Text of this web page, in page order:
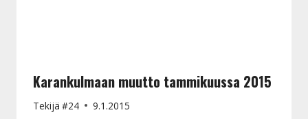
Karankulmaan muutto tammikuussa 2015
Tekijä #24 9.1.2015